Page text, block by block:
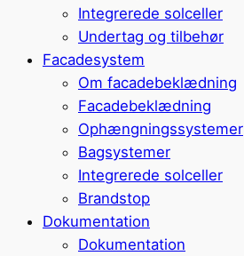
Integrerede solceller
Undertag og tilbehør
Facadesystem
Om facadebeklædning
Facadebeklædning
Ophængningssystemer
Bagsystemer
Integrerede solceller
Brandstop
Dokumentation
Dokumentation